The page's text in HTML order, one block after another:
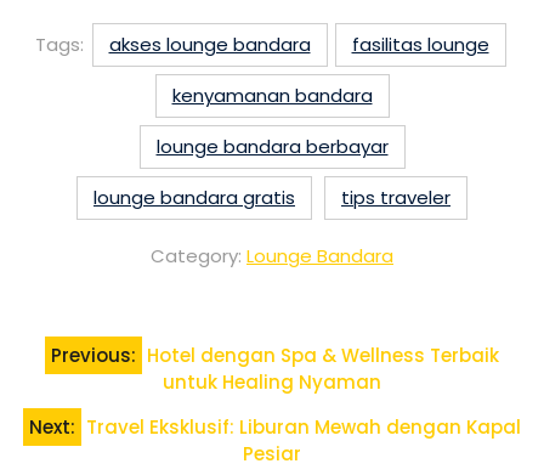
Tags: akses lounge bandara
fasilitas lounge
kenyamanan bandara
lounge bandara berbayar
lounge bandara gratis
tips traveler
Category: Lounge Bandara
Post
navigation
Previous: Hotel dengan Spa & Wellness Terbaik
untuk Healing Nyaman
Next: Travel Eksklusif: Liburan Mewah dengan Kapal
Pesiar